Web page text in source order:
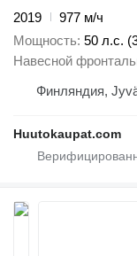
2019
977 м/ч
Мощность 50 л.с.
Навесной
Финляндия,
Huutokaupat.com